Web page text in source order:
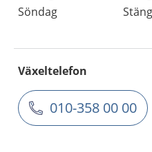
Söndag
Växeltelefon
010-358 00 00